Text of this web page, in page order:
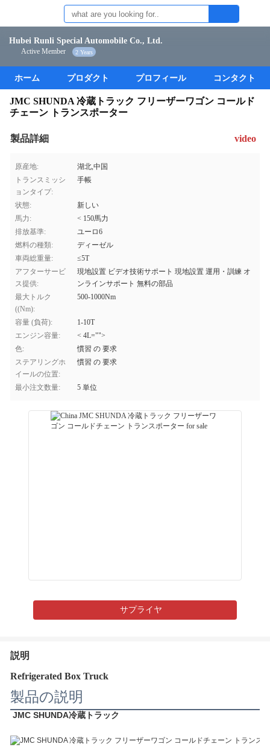
Hubei Runli Special Automobile Co., Ltd.
Active Member 2 Years
ホーム プロダクト プロフィール コンタクト
JMC SHUNDA 冷蔵トラック フリーザーワゴン コールド
チェーン トランスポーター
製品詳細 video
原産地:
湖北,中国
トランスミッシ
ョンタイプ:
手帳
状態:
新しい
馬力:
< 150馬力
排放基準:
ユーロ6
燃料の種類:
ディーゼル
車両総重量:
≤5T
アフターサービ
ス提供:
現地設置 ビデオ技術サポート 現地設置 運用・訓練 オ
ンラインサポート 無料の部品
最大トルク
((Nm):
500-1000Nm
容量 (負荷):
1-10T
エンジン容量:
< 4L="">
色:
慣習 の 要求
ステアリングホ
イールの位置:
慣習 の 要求
最小注文数量: 5 単位
サプライヤ
説明
Refrigerated Box Truck
製品の説明
JMC SHUNDA冷蔵トラック